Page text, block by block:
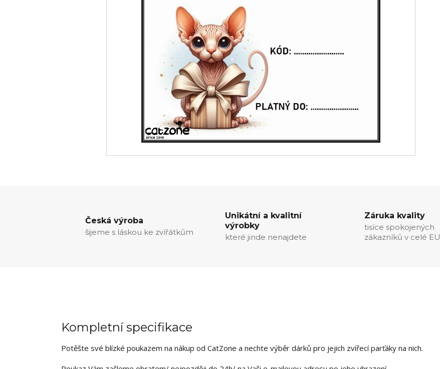
Česká výroba
šijeme s láskou ke zvířátkům
Unikátní a kvalitní
výrobky
které jinde nenajdete
Záruka kvality
tisíce spokojených
zákazníků v celé EU
Kompletní specifikace
Potěšte své blízké poukazem na nákup od CatZone a nechte výběr dárků pro jejich zvířecí parťáky na nich.